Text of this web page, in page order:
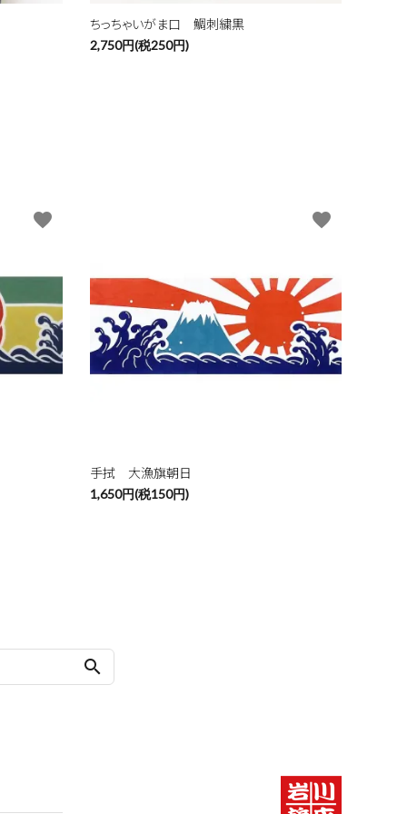
ちっちゃいがま口 鯛刺繍黒
2,750円(税250円)
favorite
手拭 大漁旗朝日
1,650円(税150円)
favorite
search